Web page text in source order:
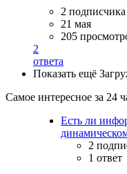
2 подписчика
21 мая
205
2
ответа
Показать ещё
Самое интересное за 24
Есть ли
2
1 ответ